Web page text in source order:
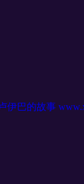
伊巴的故事